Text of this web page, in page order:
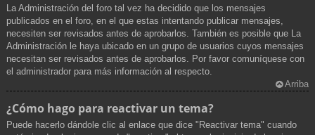
La Administración del foro tal vez ha decidido que los mensajes
publicados en el foro, en el que estas intentando publicar mensajes,
necesiten ser revisados antes de aprobarlos. También es posible que La
Administración le haya ubicado en un grupo de usuarios cuyos mensajes
necesitan ser revisados antes de aprobarlos. Por favor comuníquese con
el administrador para más información al respecto.
Arriba
¿Cómo hago para reactivar un tema?
Puede hacerlo dándole clic al enlace que dice "Reactivar tema" cuando